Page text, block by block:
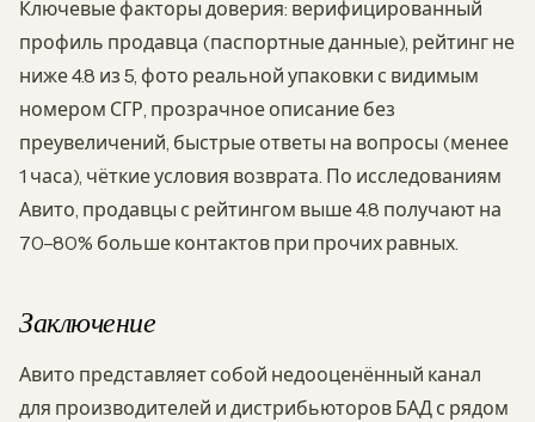
Ключевые факторы доверия: верифицированный
профиль продавца (паспортные данные), рейтинг не
ниже 4.8 из 5, фото реальной упаковки с видимым
номером СГР, прозрачное описание без
преувеличений, быстрые ответы на вопросы (менее
1 часа), чёткие условия возврата. По исследованиям
Авито, продавцы с рейтингом выше 4.8 получают на
70–80% больше контактов при прочих равных.
Заключение
Авито представляет собой недооценённый канал
для производителей и дистрибьюторов БАД с рядом